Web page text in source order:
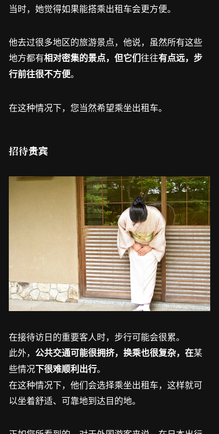
当时，她觉得如果能搭乘出租车会更方便。
他去过很多地区的旅游景点，他说，虽然所有这些
地方都有相对密集的景点，但它们往往有点远，步
行前往很不方便。
在这种情况下，您当然希望乘坐出租车。
招待贵宾
在接待访日的重要客人时，步行可能会很累。
此外， 公共交通可能很拥挤，换乘也很复杂，在某
些情况下很难顺利出行。
在这种情况下，他们会选择乘坐出租车，这样就可
以坐着舒适、可靠地到达目的地。